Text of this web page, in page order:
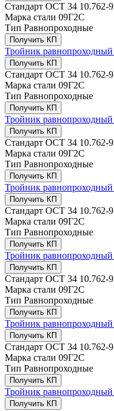
Стандарт ОСТ 34 10.762-
Марка стали 09Г2С
Тип Равнопроходные
Получить КП
Тройник
Получить КП
Стандарт ОСТ 34 10.762-
Марка стали 09Г2С
Тип Равнопроходные
Получить КП
Тройник
Получить КП
Стандарт ОСТ 34 10.762-
Марка стали 09Г2С
Тип Равнопроходные
Получить КП
Тройник
Получить КП
Стандарт ОСТ 34 10.762-
Марка стали 09Г2С
Тип Равнопроходные
Получить КП
Тройник
Получить КП
Стандарт ОСТ 34 10.762-
Марка стали 09Г2С
Тип Равнопроходные
Получить КП
Тройник
Получить КП
Стандарт ОСТ 34 10.762-
Марка стали 09Г2С
Тип Равнопроходные
Получить КП
Тройник
Получить КП